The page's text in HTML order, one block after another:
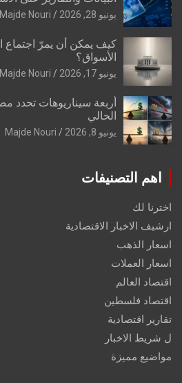
يونيو 28, 2026 Majde Nouri
كيف يمكن أن يمرّ اجتماع
الأسواق؟
يونيو 17, 2026 Majde Nouri
أربعة سيناريوهات تحدد
الحالي
يونيو 8, 2026 Majde Nouri
اهم التصنيفات
اخترنا لك
ارشيف الاخبار الاقتصادية
اسعار الذهب
اسعار العملات
اقتصاد العالم
اقتصاد فلسطين
تقارير اقتصادية
ل شريط الاخبار
مواضيع مميزة